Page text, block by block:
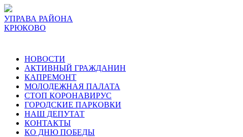
УПРАВА РАЙОНА
КРЮКОВО
НОВОСТИ
АКТИВНЫЙ ГРАЖДАНИН
КАПРЕМОНТ
МОЛОДЕЖНАЯ ПАЛАТА
СТОП КОРОНАВИРУС
ГОРОДСКИЕ ПАРКОВКИ
НАШ ДЕПУТАТ
КОНТАКТЫ
КО ДНЮ ПОБЕДЫ